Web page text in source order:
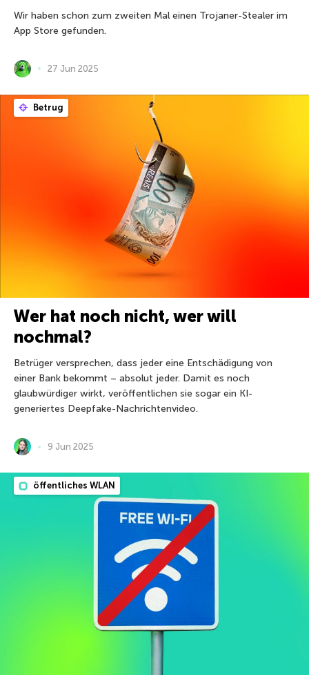
Wir haben schon zum zweiten Mal einen Trojaner-Stealer im
App Store gefunden.
27 Jun 2025
Betrug
Wer hat noch nicht, wer will
nochmal?
Betrüger versprechen, dass jeder eine Entschädigung von
einer Bank bekommt – absolut jeder. Damit es noch
glaubwürdiger wirkt, veröffentlichen sie sogar ein KI-
generiertes Deepfake-Nachrichtenvideo.
9 Jun 2025
öffentliches WLAN